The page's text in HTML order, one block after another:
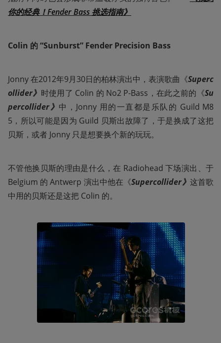
你的经典！Fender Bass 挑选指南》
Colin 的 “Sunburst” Fender Precision Bass
Jonny 在2012年9月30日的柏林演出中，表演歌曲《Superc
ollider》 时使用了 Colin 的 No2 P-Bass，在此之前的《Su
percollider》 中，Jonny 用的一直都是乐队的 Guild M8
5，所以可能是因为 Guild 贝斯出故障了，于是换成了这把
贝斯，或者 Jonny 只是想要换个新的玩玩。
不管他换贝斯的理由是什么，在 Radiohead 下场演出、于
Belgium 的 Antwerp 演出中他在《Supercollider》 这首歌
中用的贝斯还是这把 Colin 的。